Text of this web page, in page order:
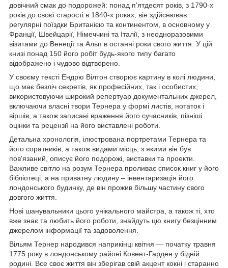
довічний смак до подорожей: понад п'ятдесят років, з 1790-х
років до своєї старості в 1840-х роках, він здійснював
регулярні поїздки Британією та континентом, в основному у
Франції, Швейцарії, Німеччині та Італії, з неодноразовими
візитами до Венеції та Альп в останні роки свого життя. У цій
книзі понад 150 його робіт будь-якого типу багато
відображено і чудово відтворено.
У своєму тексті Ендрю Вілтон створює картину в колі людини,
що має безліч секретів, як професійних, так і особистих,
використовуючи широкий репертуар документальних джерел,
включаючи власні твори Тернера у формі листів, нотаток і
віршів, а також записані враження його сучасників, пізніші
оцінки та рецензії на його виставлені роботи.
Детальна хронологія, ілюстрована портретами Тернера та
його соратників, а також видами місць, з якими він був
пов'язаний, описує його подорожі, виставки та проекти.
Важливе світло на розум Тернера проливає список книг у його
бібліотеці, а на приватну людину – інвентаризація його
лондонського будинку, де він прожив більшу частину свого
довгого життя.
Нові шанувальники цього унікального майстра, а також ті, хто
вже знає та любить його роботи, знайдуть цю книгу безцінним
джерелом інформації та задоволення.
Вільям Тернер народився наприкінці квітня — початку травня
1775 року в лондонському районі Ковент-Гарден у бідній
родині. Все своє життя він зберігав свій акцент кокні і старанно